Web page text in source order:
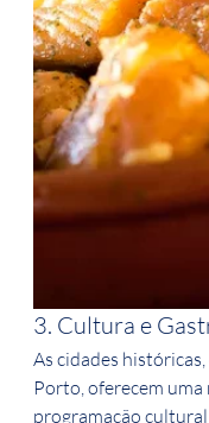
3. Cultura e
As cidades
Porto, oferecem uma
programação